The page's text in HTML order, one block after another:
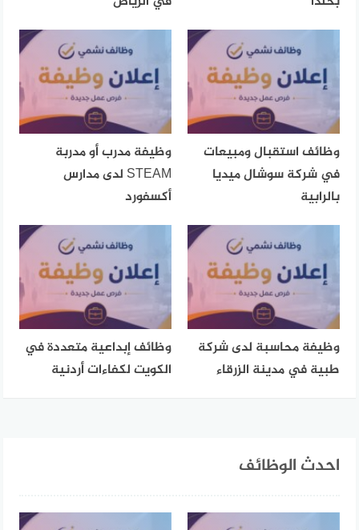
وظائف استقبال ومبيعات
في شركة سوشال ميديا
بالرابية
وظيفة مدرب أو مدربة
STEAM لدى مدارس
أكسفورد
وظيفة محاسبة لدى شركة
طبية في مدينة الزرقاء
وظائف إبداعية متعددة في
الكويت لكفاءات أردنية
احدث الوظائف